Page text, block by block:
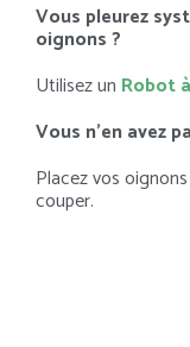
Vous pleurez
oignons ?
Utilisez un Robot
Vous n’en avez
Placez vos oignons
couper.